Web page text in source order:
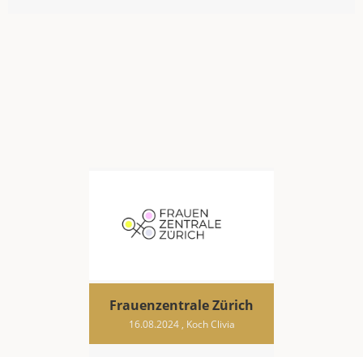
Frauenzentrale Zürich
16.08.2024, Koch Clivia